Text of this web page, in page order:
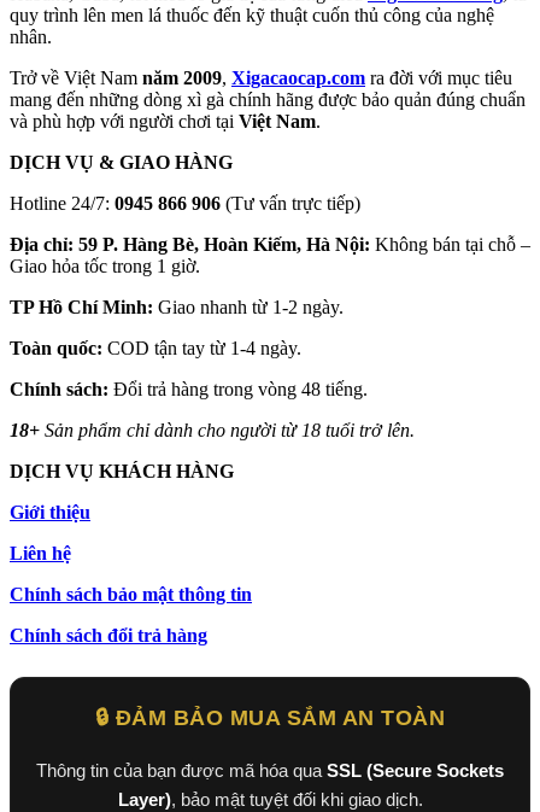
quy trình lên men lá thuốc đến kỹ thuật cuốn thủ công của nghệ
nhân.
Trở về Việt Nam năm 2009, Xigacaocap.com ra đời với mục tiêu
mang đến những dòng xì gà chính hãng được bảo quản đúng chuẩn
và phù hợp với người chơi tại Việt Nam.
DỊCH VỤ & GIAO HÀNG
Hotline 24/7: 0945 866 906 (Tư vấn trực tiếp)
Địa chỉ: 59 P. Hàng Bè, Hoàn Kiếm, Hà Nội: Không bán tại chỗ –
Giao hỏa tốc trong 1 giờ.
TP Hồ Chí Minh: Giao nhanh từ 1-2 ngày.
Toàn quốc: COD tận tay từ 1-4 ngày.
Chính sách: Đổi trả hàng trong vòng 48 tiếng.
18+ Sản phẩm chỉ dành cho người từ 18 tuổi trở lên.
DỊCH VỤ KHÁCH HÀNG
Giới thiệu
Liên hệ
Chính sách bảo mật thông tin
Chính sách đổi trả hàng
🔒 ĐẢM BẢO MUA SẮM AN TOÀN
Thông tin của bạn được mã hóa qua SSL (Secure Sockets
Layer), bảo mật tuyệt đối khi giao dịch.